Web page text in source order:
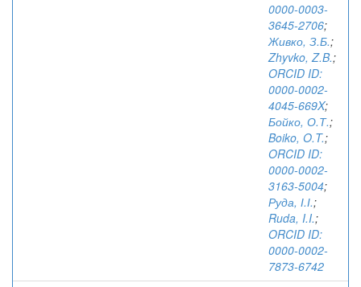
0000-0003-
3645-2706;
Живко, З.Б.;
Zhyvko, Z.B.;
ORCID ID:
0000-0002-
4045-669X;
Бойко, О.Т.;
Boiko, O.T.;
ORCID ID:
0000-0002-
3163-5004;
Руда, І.І.;
Ruda, I.I.;
ORCID ID:
0000-0002-
7873-6742